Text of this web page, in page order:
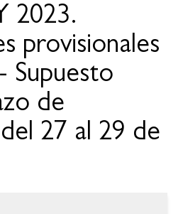
2023.
provisionales
Supuesto
de
27 al 29 de